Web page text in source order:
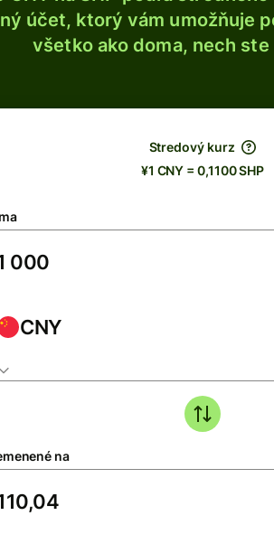
účet, ktorý vám umožňuje
všetko ako doma, nech
Stredový kurz
¥1 CNY = 0,1100 SHP
CNY
na